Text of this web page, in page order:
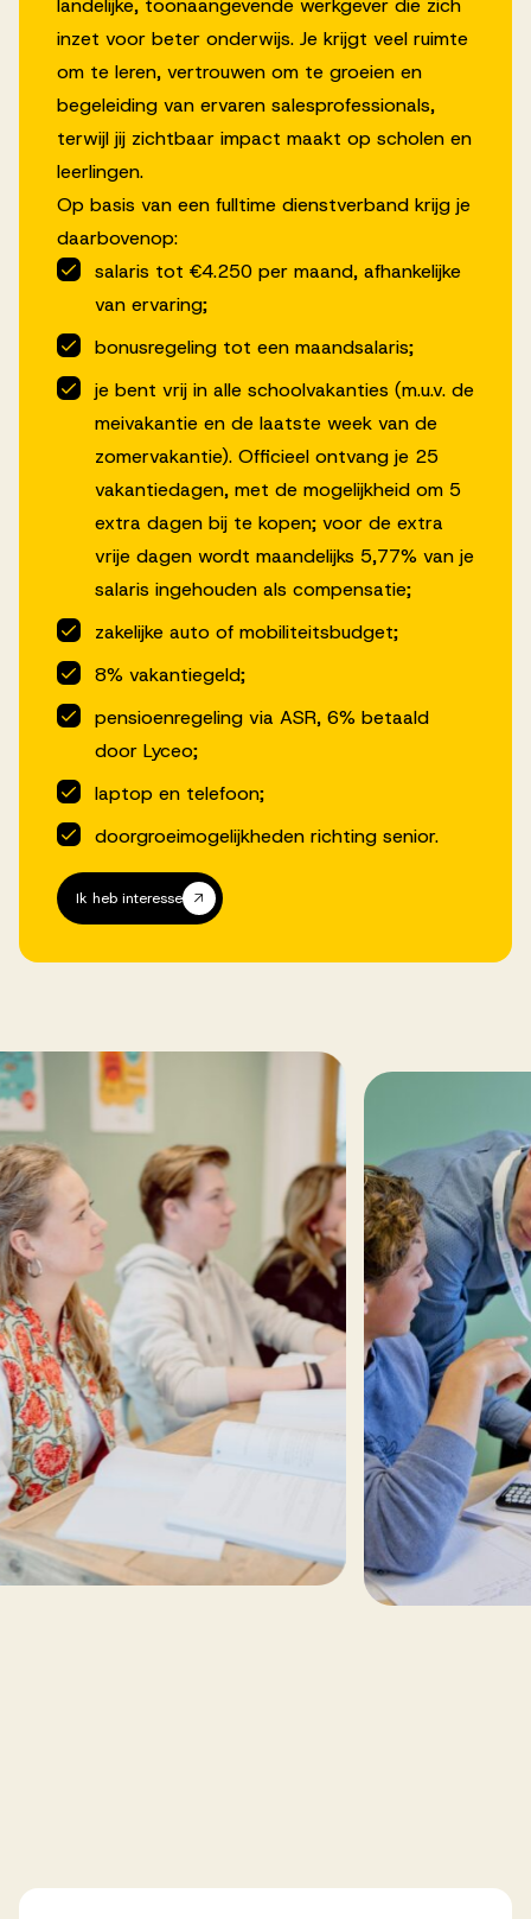
landelijke, toonaangevende werkgever die zich
inzet voor beter onderwijs. Je krijgt veel ruimte
om te leren, vertrouwen om te groeien en
begeleiding van ervaren salesprofessionals,
terwijl jij zichtbaar impact maakt op scholen en
leerlingen.
Op basis van een fulltime dienstverband krijg je
daarbovenop:
salaris tot €4.250 per maand, afhankelijke
van ervaring;
bonusregeling tot een maandsalaris;
je bent vrij in alle schoolvakanties (m.u.v. de
meivakantie en de laatste week van de
zomervakantie). Officieel ontvang je 25
vakantiedagen, met de mogelijkheid om 5
extra dagen bij te kopen; voor de extra
vrije dagen wordt maandelijks 5,77% van je
salaris ingehouden als compensatie;
zakelijke auto of mobiliteitsbudget;
8% vakantiegeld;
pensioenregeling via ASR, 6% betaald
door Lyceo;
laptop en telefoon;
doorgroeimogelijkheden richting senior.
Ik heb interesse